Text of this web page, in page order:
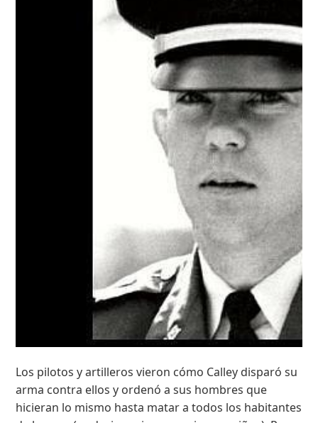
Los pilotos y artilleros vieron cómo Calley disparó su
arma contra ellos y ordenó a sus hombres que
hicieran lo mismo hasta matar a todos los habitantes